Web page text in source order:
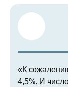
«К
4,5%. И